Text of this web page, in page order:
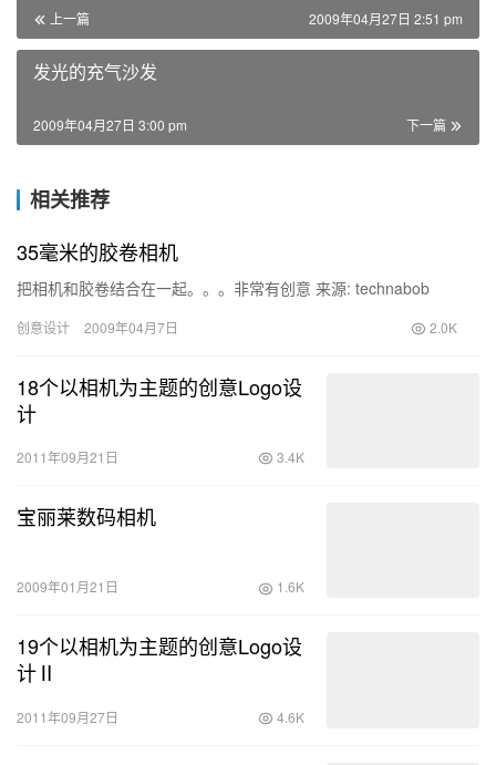
上一篇 2009年04月27日 2:51 pm
发光的充气沙发
下一篇
2009年04月27日 3:00 pm
相关推荐
35毫米的胶卷相机
把相机和胶卷结合在一起。。。非常有创意 来源: technabob
创意设计 2009年04月7日 2.0K
18个以相机为主题的创意Logo设
计
2011年09月21日 3.4K
宝丽莱数码相机
2009年01月21日 1.6K
19个以相机为主题的创意Logo设
计Ⅱ
2011年09月27日 4.6K